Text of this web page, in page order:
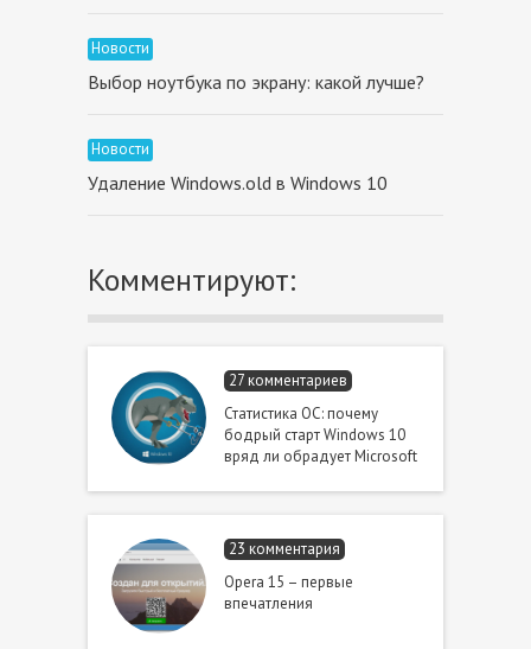
Новости
Выбор ноутбука по экрану: какой лучше?
Новости
Удаление Windows.old в Windows 10
Комментируют:
27 комментариев
Статистика ОС: почему
бодрый старт Windows 10
вряд ли обрадует Microsoft
23 комментария
Opera 15 – первые
впечатления